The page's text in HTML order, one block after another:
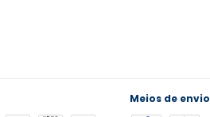
Meios de envio